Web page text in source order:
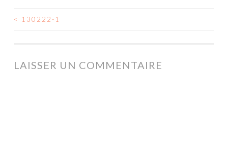
NAVIGATION
ARTICLES
< 130222-1
LAISSER UN COMMENTAIRE